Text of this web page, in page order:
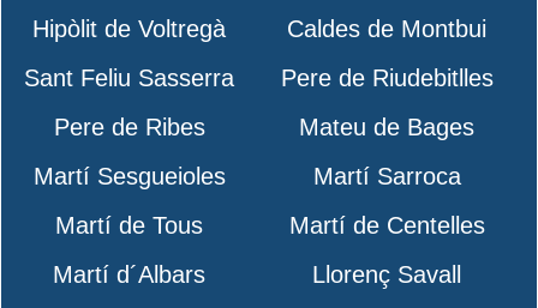
Hipòlit de Voltregà
Caldes de Montbui
Sant Feliu Sasserra
Pere de Riudebitlles
Pere de Ribes
Mateu de Bages
Martí Sesgueioles
Martí Sarroca
Martí de Tous
Martí de Centelles
Martí d´Albars
Llorenç Savall